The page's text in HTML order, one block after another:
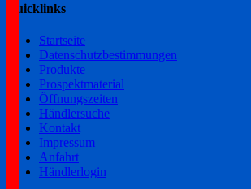
Quicklinks
Startseite
Datenschutzbestimmungen
Produkte
Prospektmaterial
Öffnungszeiten
Händlersuche
Kontakt
Impressum
Anfahrt
Händlerlogin